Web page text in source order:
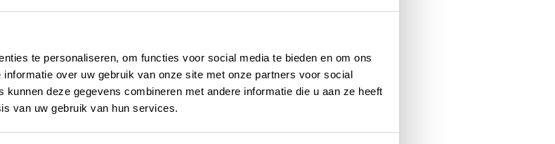
te personaliseren, om functies voor social media te bieden en om ons
over uw gebruik van onze site met onze partners voor social
deze gegevens combineren met andere informatie die u aan ze heeft
van uw gebruik van hun services.